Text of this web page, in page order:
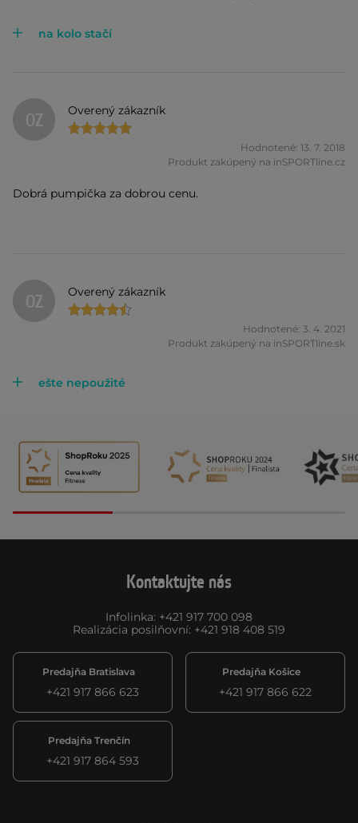
na kolo stačí
OZ Overený zákazník
Hodnotené: 13. 7. 2018
Produkt zakúpený na inSPORTline.cz
Dobrá pumpička za dobrou cenu.
OZ Overený zákazník
Hodnotené: 3. 4. 2021
Produkt zakúpený na inSPORTline.sk
ešte nepoužité
Kontaktujte nás
Infolinka: +421 917 700 098
Realizácia posilňovní: +421 918 408 519
Predajňa Bratislava
+421 917 866 623
Predajňa Košice
+421 917 866 622
Predajňa Trenčín
+421 917 864 593